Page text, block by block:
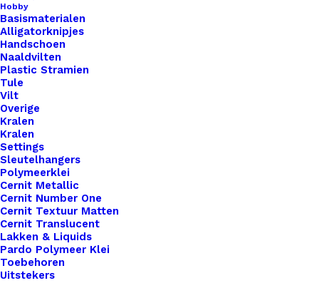
Hobby
Basismaterialen
Alligatorknipjes
Handschoen
Naaldvilten
Plastic Stramien
Tule
Vilt
Overige
Kralen
Kralen
Settings
Sleutelhangers
Polymeerklei
Cernit Metallic
Cernit Number One
Cernit Textuur Matten
Cernit Translucent
Lakken & Liquids
Pardo Polymeer Klei
Toebehoren
Uitstekers
Leren Label Made By Tante (Regel)
€1,00